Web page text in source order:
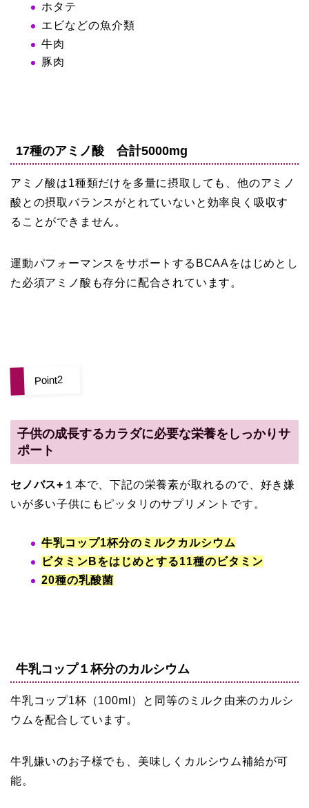
ホタテ
エビなどの魚介類
牛肉
豚肉
17種のアミノ酸 合計5000mg
アミノ酸は1種類だけを多量に摂取しても、他のアミノ
酸との摂取バランスがとれていないと効率良く吸収す
ることができません。
運動パフォーマンスをサポートするBCAAをはじめとし
た必須アミノ酸も存分に配合されています。
Point2
子供の成長するカラダに必要な栄養をしっかりサ
ポート
セノバス+ １本で、下記の栄養素が取れるので、好き嫌
いが多い子供にもピッタリのサプリメントです。
牛乳コップ1杯分のミルクカルシウム
ビタミンBをはじめとする11種のビタミン
20種の乳酸菌
牛乳コップ１杯分のカルシウム
牛乳コップ1杯（100ml）と同等のミルク由来のカルシ
ウムを配合しています。
牛乳嫌いのお子様でも、美味しくカルシウム補給が可
能。